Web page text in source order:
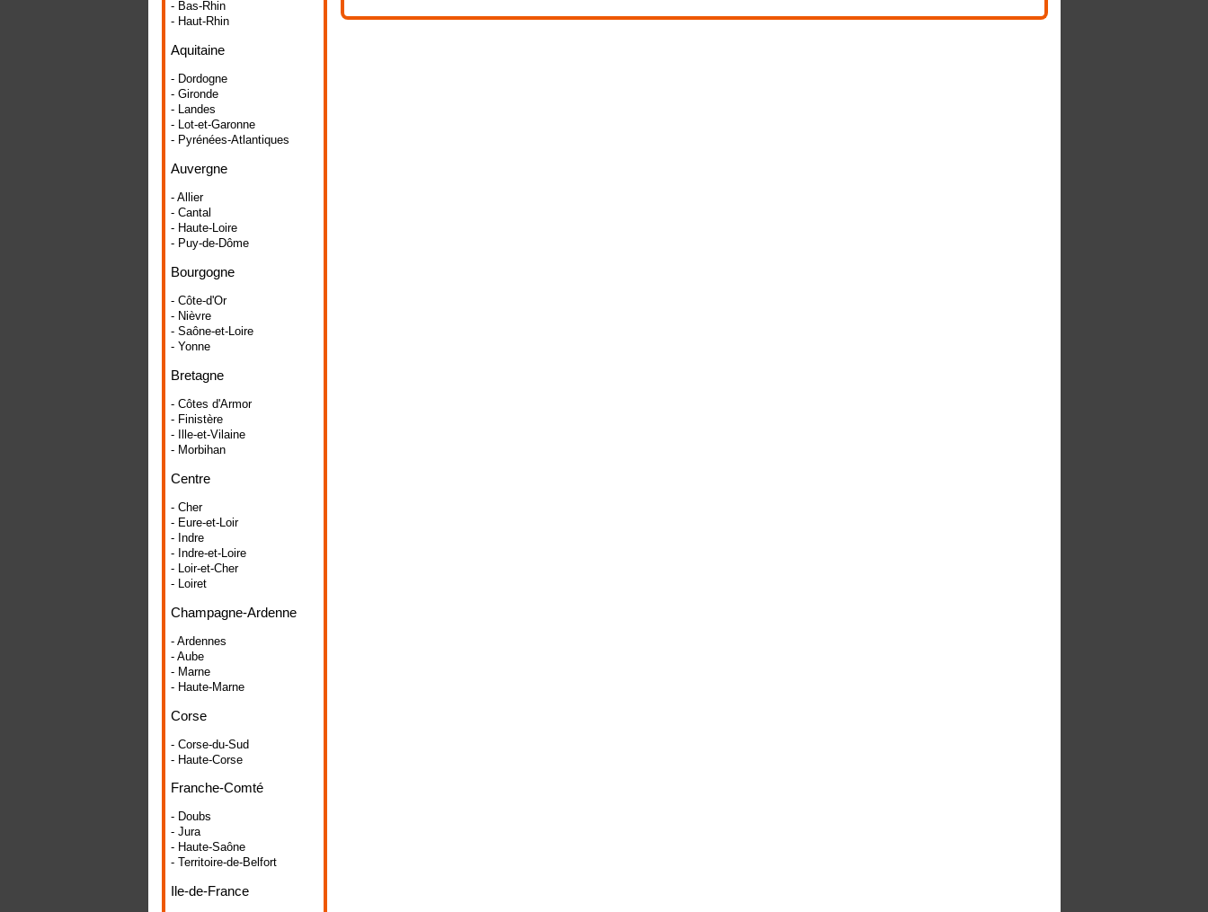
- Bas-Rhin
- Haut-Rhin
Aquitaine
- Dordogne
- Gironde
- Landes
- Lot-et-Garonne
- Pyrénées-Atlantiques
Auvergne
- Allier
- Cantal
- Haute-Loire
- Puy-de-Dôme
Bourgogne
- Côte-d'Or
- Nièvre
- Saône-et-Loire
- Yonne
Bretagne
- Côtes d'Armor
- Finistère
- Ille-et-Vilaine
- Morbihan
Centre
- Cher
- Eure-et-Loir
- Indre
- Indre-et-Loire
- Loir-et-Cher
- Loiret
Champagne-Ardenne
- Ardennes
- Aube
- Marne
- Haute-Marne
Corse
- Corse-du-Sud
- Haute-Corse
Franche-Comté
- Doubs
- Jura
- Haute-Saône
- Territoire-de-Belfort
Ile-de-France